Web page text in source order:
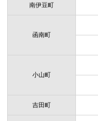
南伊豆町
函南町
小山町
吉田町